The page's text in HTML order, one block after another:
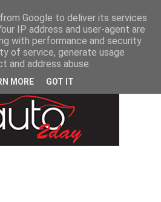
Google to deliver its services
IP address and user-agent are
with performance and security
of service, generate usage
and address abuse.
MORE GOT IT